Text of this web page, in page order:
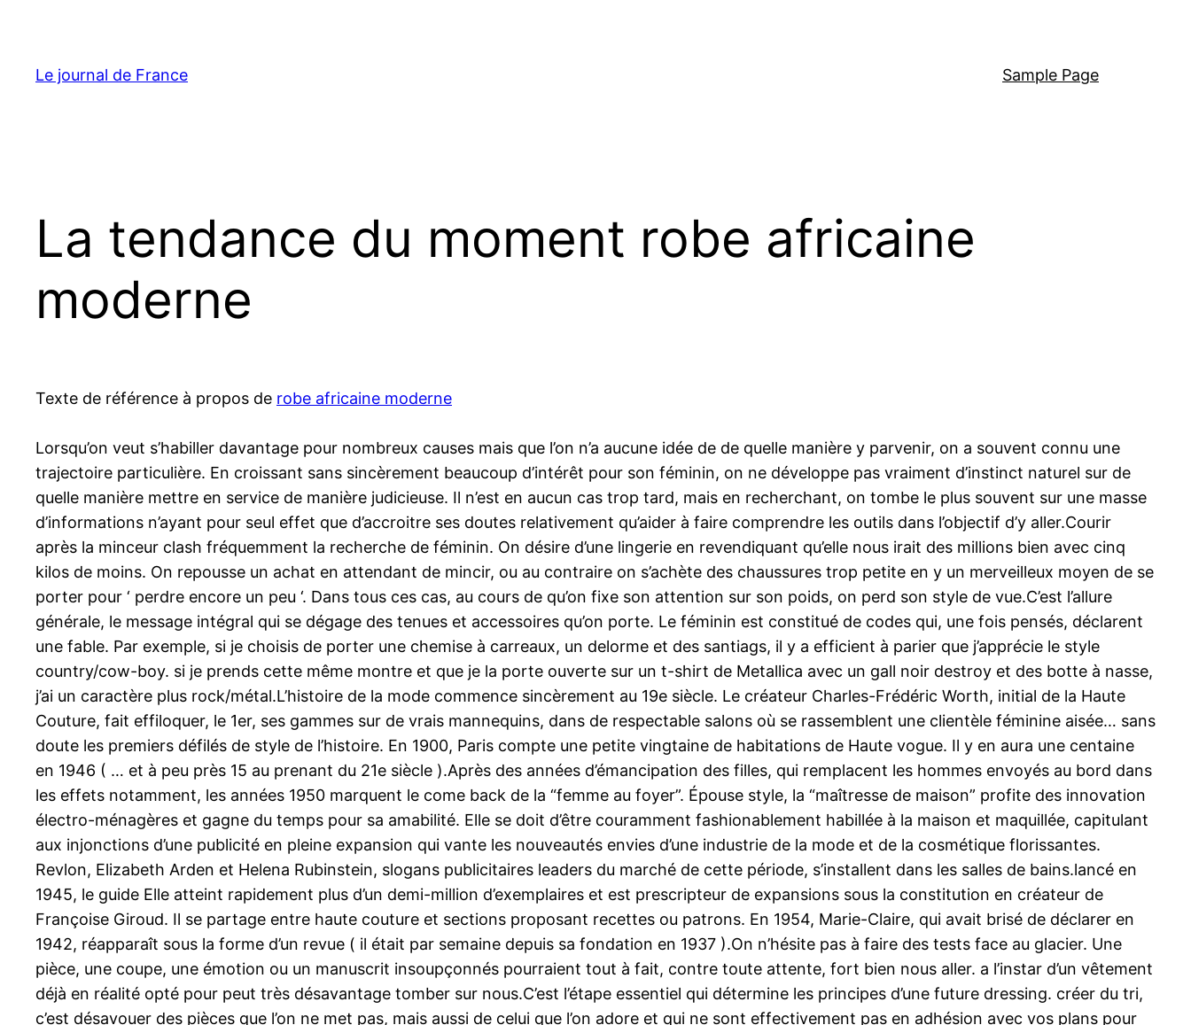
contenu
Le journal de France Sample Page
La tendance du moment robe africaine
moderne
Texte de référence à propos de robe africaine moderne
Lorsqu’on veut s’habiller davantage pour nombreux causes mais que l’on n’a aucune idée de de quelle manière y parvenir, on a souvent connu une
trajectoire particulière. En croissant sans sincèrement beaucoup d’intérêt pour son féminin, on ne développe pas vraiment d’instinct naturel sur de
quelle manière mettre en service de manière judicieuse. Il n’est en aucun cas trop tard, mais en recherchant, on tombe le plus souvent sur une masse
d’informations n’ayant pour seul effet que d’accroitre ses doutes relativement qu’aider à faire comprendre les outils dans l’objectif d’y aller.Courir
après la minceur clash fréquemment la recherche de féminin. On désire d’une lingerie en revendiquant qu’elle nous irait des millions bien avec cinq
kilos de moins. On repousse un achat en attendant de mincir, ou au contraire on s’achète des chaussures trop petite en y un merveilleux moyen de se
porter pour ‘ perdre encore un peu ‘. Dans tous ces cas, au cours de qu’on fixe son attention sur son poids, on perd son style de vue.C’est l’allure
générale, le message intégral qui se dégage des tenues et accessoires qu’on porte. Le féminin est constitué de codes qui, une fois pensés, déclarent
une fable. Par exemple, si je choisis de porter une chemise à carreaux, un delorme et des santiags, il y a efficient à parier que j’apprécie le style
country/cow-boy. si je prends cette même montre et que je la porte ouverte sur un t-shirt de Metallica avec un gall noir destroy et des botte à nasse,
j’ai un caractère plus rock/métal.L’histoire de la mode commence sincèrement au 19e siècle. Le créateur Charles-Frédéric Worth, initial de la Haute
Couture, fait effiloquer, le 1er, ses gammes sur de vrais mannequins, dans de respectable salons où se rassemblent une clientèle féminine aisée… sans
doute les premiers défilés de style de l’histoire. En 1900, Paris compte une petite vingtaine de habitations de Haute vogue. Il y en aura une centaine
en 1946 ( … et à peu près 15 au prenant du 21e siècle ).Après des années d’émancipation des filles, qui remplacent les hommes envoyés au bord dans
les effets notamment, les années 1950 marquent le come back de la “femme au foyer”. Épouse style, la “maîtresse de maison” profite des innovation
électro-ménagères et gagne du temps pour sa amabilité. Elle se doit d’être couramment fashionablement habillée à la maison et maquillée, capitulant
aux injonctions d’une publicité en pleine expansion qui vante les nouveautés envies d’une industrie de la mode et de la cosmétique florissantes.
Revlon, Elizabeth Arden et Helena Rubinstein, slogans publicitaires leaders du marché de cette période, s’installent dans les salles de bains.lancé en
1945, le guide Elle atteint rapidement plus d’un demi-million d’exemplaires et est prescripteur de expansions sous la constitution en créateur de
Françoise Giroud. Il se partage entre haute couture et sections proposant recettes ou patrons. En 1954, Marie-Claire, qui avait brisé de déclarer en
1942, réapparaît sous la forme d’un revue ( il était par semaine depuis sa fondation en 1937 ).On n’hésite pas à faire des tests face au glacier. Une
pièce, une coupe, une émotion ou un manuscrit insoupçonnés pourraient tout à fait, contre toute attente, fort bien nous aller. a l’instar d’un vêtement
déjà en réalité opté pour peut très désavantage tomber sur nous.C’est l’étape essentiel qui détermine les principes d’une future dressing. créer du tri,
c’est désavouer des pièces que l’on ne met pas, mais aussi de celui que l’on adore et qui ne sont effectivement pas en adhésion avec vos plans pour